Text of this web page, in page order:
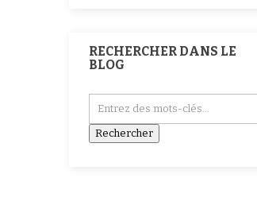
RECHERCHER DANS LE
BLOG